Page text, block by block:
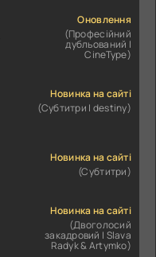
Оновлення
(Професійний
дубльований |
CineType)
Новинка на сайті
(Субтитри | destiny)
Новинка на сайті
(Субтитри)
Новинка на сайті
(Двоголосий
закадровий | Slava
Radyk & Artymko)